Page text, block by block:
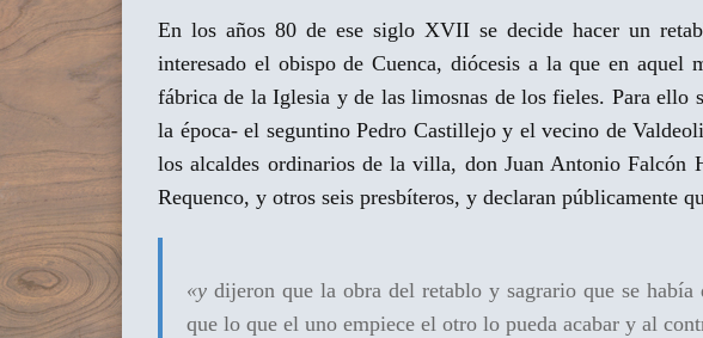
En los años 80 de ese siglo XVII se decide hacer un
interesado el obispo de Cuenca, diócesis a la que en
fábrica de la Iglesia y de las limosnas de los fieles. Para ello
la época- el seguntino Pedro Castillejo y el vecino de
los alcaldes ordinarios de la villa, don Juan Antonio Falcón
Requenco, y otros seis presbíteros, y declaran públicamente
«y dijeron que la obra del retablo y sagrario que se
que lo que el uno empiece el otro lo pueda acabar y al